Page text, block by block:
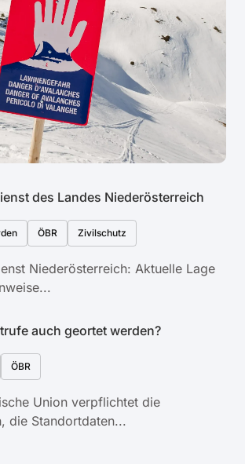
des Landes Niederösterreich
ÖBR Zivilschutz
Niederösterreich: Aktuelle Lage
auch geortet werden?
ÖBR
Union verpflichtet die
die Standortdaten...